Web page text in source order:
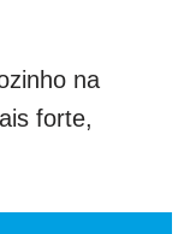
na
forte,